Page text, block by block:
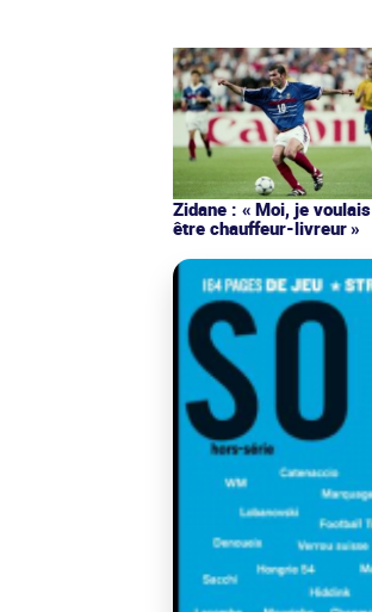
Zidane : « Moi, je voulais
être chauffeur-livreur »